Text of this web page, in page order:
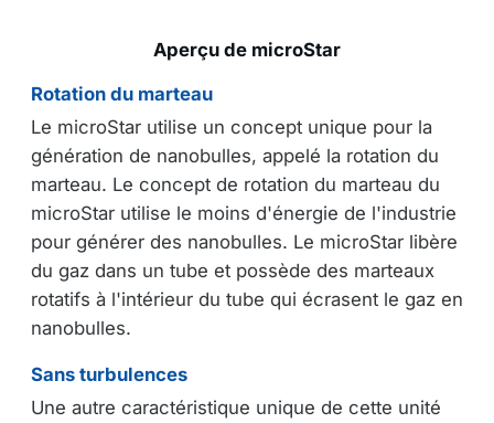
Aperçu de microStar
Rotation du marteau
Le microStar utilise un concept unique pour la
génération de nanobulles, appelé la rotation du
marteau. Le concept de rotation du marteau du
microStar utilise le moins d'énergie de l'industrie
pour générer des nanobulles. Le microStar libère
du gaz dans un tube et possède des marteaux
rotatifs à l'intérieur du tube qui écrasent le gaz en
nanobulles.
Sans turbulences
Une autre caractéristique unique de cette unité